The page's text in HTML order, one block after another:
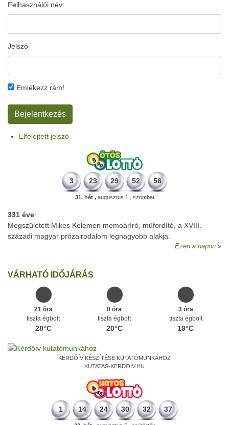
Felhasználói név:
Jelszó
Emlékezz rám!
Elfelejtett jelszó
3 23 29 52 56
31. hét ,augusztus 1., szombat
331 éve
Megszületett Mikes Kelemen memoáríró, műfordító, a XVIII.
századi magyar prózairodalom legnagyobb alakja.
Ezen a napon
VÁRHATÓ IDŐJÁRÁS
21 óra
tiszta égbolt
28°C
0 óra
tiszta égbolt
20°C
3 óra
tiszta égbolt
19°C
KÉRDŐÍV KÉSZÍTÉSE KUTATÓMUNKÁHOZ
KUTATAS-KERDOIV.HU
1 14 24 30 32 37